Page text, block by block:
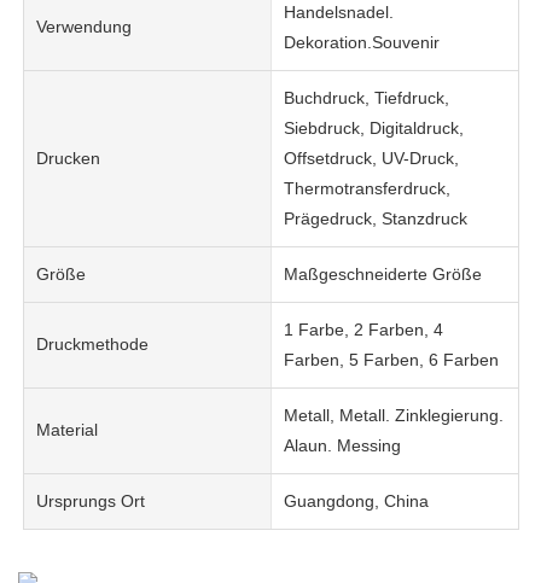
Verwendung
Handelsnadel.
Dekoration.Souvenir
Drucken
Buchdruck, Tiefdruck,
Siebdruck, Digitaldruck,
Offsetdruck, UV-Druck,
Thermotransferdruck,
Prägedruck, Stanzdruck
Größe Maßgeschneiderte Größe
Druckmethode
1 Farbe, 2 Farben, 4
Farben, 5 Farben, 6 Farben
Material
Metall, Metall. Zinklegierung.
Alaun. Messing
Ursprungs Ort Guangdong, China